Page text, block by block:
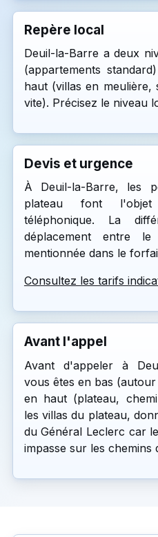
Repère local
Deuil-la-Barre a deux
(appartements
haut (villas en
vite). Précisez le niveau
Devis et urgence
À Deuil-la-Barre, les
plateau font l'objet
téléphonique. La
déplacement entre
mentionnée dans le
Consultez les tarifs
Avant l'appel
Avant d'appeler à
vous êtes en bas
en haut (plateau,
les villas du plateau,
du Général Leclerc car
impasse sur les chemins